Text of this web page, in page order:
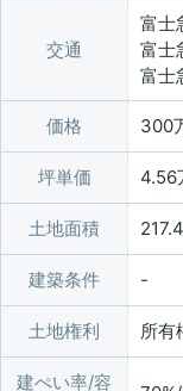
交通
富士
富士
富士
価格 300
坪単価 4.56
土地面積
建築条件
土地権利 所有
建ぺい率/容